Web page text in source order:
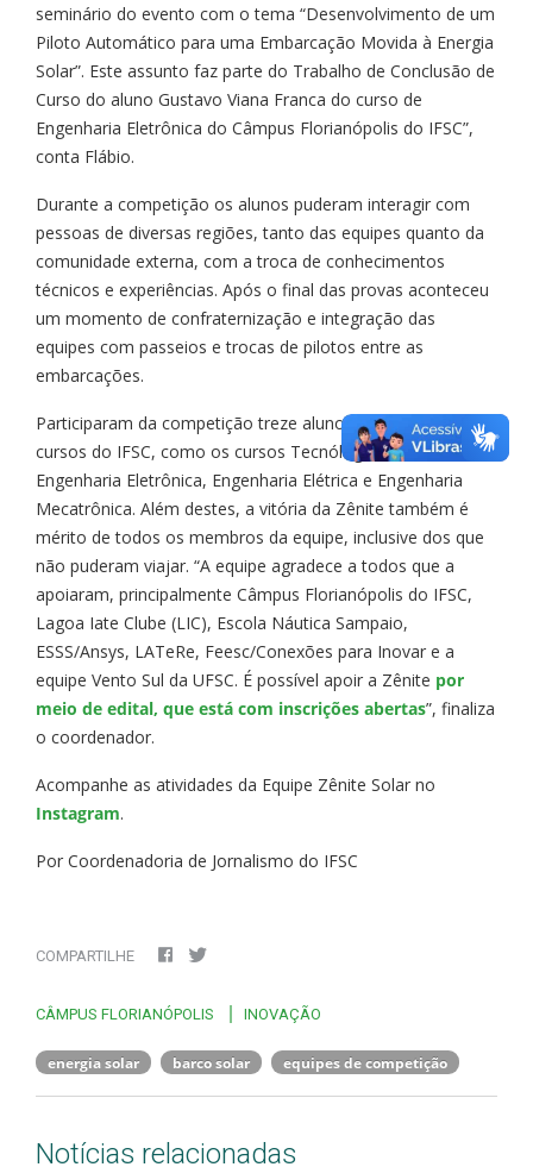
seminário do evento com o tema “Desenvolvimento de um
Piloto Automático para uma Embarcação Movida à Energia
Solar”. Este assunto faz parte do Trabalho de Conclusão de
Curso do aluno Gustavo Viana Franca do curso de
Engenharia Eletrônica do Câmpus Florianópolis do IFSC”,
conta Flábio.
Durante a competição os alunos puderam interagir com
pessoas de diversas regiões, tanto das equipes quanto da
comunidade externa, com a troca de conhecimentos
técnicos e experiências. Após o final das provas aconteceu
um momento de confraternização e integração das
equipes com passeios e trocas de pilotos entre as
embarcações.
Participaram da competição treze alunos de diversos
cursos do IFSC, como os cursos Tecnólogo em Eletrônica,
Engenharia Eletrônica, Engenharia Elétrica e Engenharia
Mecatrônica. Além destes, a vitória da Zênite também é
mérito de todos os membros da equipe, inclusive dos que
não puderam viajar. “A equipe agradece a todos que a
apoiaram, principalmente Câmpus Florianópolis do IFSC,
Lagoa Iate Clube (LIC), Escola Náutica Sampaio,
ESSS/Ansys, LATeRe, Feesc/Conexões para Inovar e a
equipe Vento Sul da UFSC. É possível apoir a Zênite por
meio de edital, que está com inscrições abertas”, finaliza
o coordenador.
Acompanhe as atividades da Equipe Zênite Solar no
Instagram.
Por Coordenadoria de Jornalismo do IFSC
COMPARTILHE
CÂMPUS FLORIANÓPOLIS INOVAÇÃO
energia solar barco solar equipes de competição
Notícias relacionadas